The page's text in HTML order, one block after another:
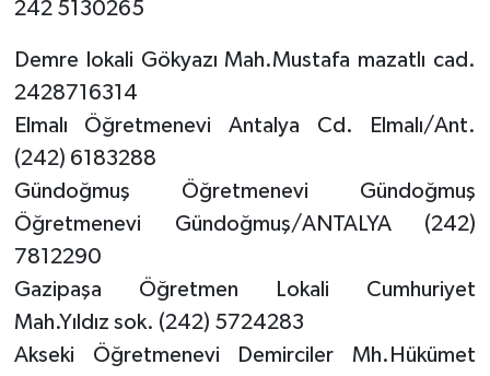
242 5130265
Demre lokali Gökyazı Mah.Mustafa mazatlı cad.
2428716314
Elmalı Öğretmenevi Antalya Cd. Elmalı/Ant.
(242) 6183288
Gündoğmuş Öğretmenevi Gündoğmuş
Öğretmenevi Gündoğmuş/ANTALYA (242)
7812290
Gazipaşa Öğretmen Lokali Cumhuriyet
Mah.Yıldız sok. (242) 5724283
Akseki Öğretmenevi Demirciler Mh.Hükümet